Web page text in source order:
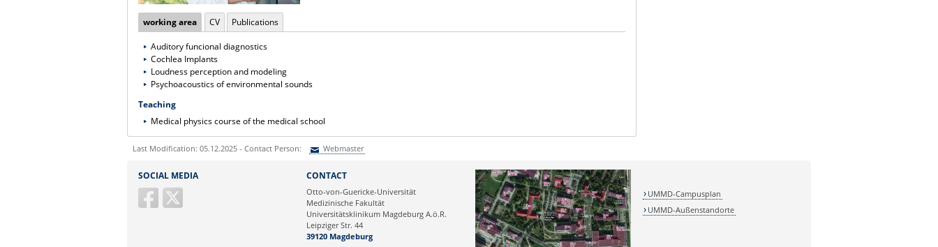
working area CV Publications
Auditory funcional diagnostics
Cochlea Implants
Loudness perception and modeling
Psychoacoustics of environmental sounds
Teaching
Medical physics course of the medical school
Last Modification: 05.12.2025 - Contact Person: Webmaster
Ihre E-Mailadresse:
SOCIAL MEDIA CONTACT
Otto-von-Guericke-Universität
Medizinische Fakultät
Universitätsklinikum Magdeburg A.ö.R.
Leipziger Str. 44
39120 Magdeburg
UMMD-Campusplan
UMMD-Außenstandorte